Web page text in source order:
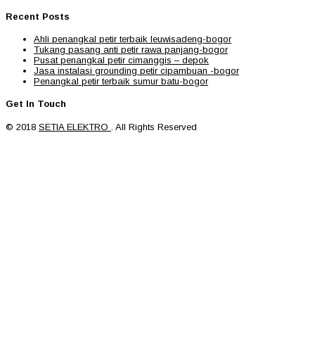
Recent Posts
Ahli penangkal petir terbaik leuwisadeng-bogor
Tukang pasang anti petir rawa panjang-bogor
Pusat penangkal petir cimanggis – depok
Jasa instalasi grounding petir cipambuan -bogor
Penangkal petir terbaik sumur batu-bogor
Get In Touch
© 2018 SETIA ELEKTRO . All Rights Reserved